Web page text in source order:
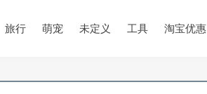
旅行 萌宠 未定义 工具 淘宝优惠
•